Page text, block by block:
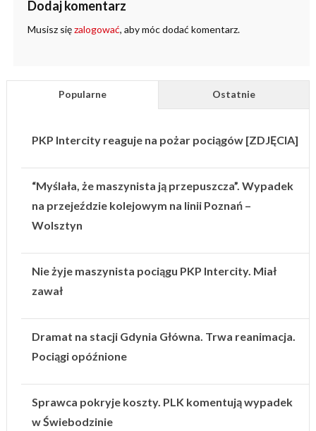
Dodaj komentarz
Musisz sięzalogować, aby móc dodać komentarz.
Popularne Ostatnie
PKP Intercity reaguje na pożar pociągów [ZDJĘCIA]
“Myślała, że maszynista ją przepuszcza”. Wypadek
na przejeździe kolejowym na linii Poznań –
Wolsztyn
Nie żyje maszynista pociągu PKP Intercity. Miał
zawał
Dramat na stacji Gdynia Główna. Trwa reanimacja.
Pociągi opóźnione
Sprawca pokryje koszty. PLK komentują wypadek
w Świebodzinie